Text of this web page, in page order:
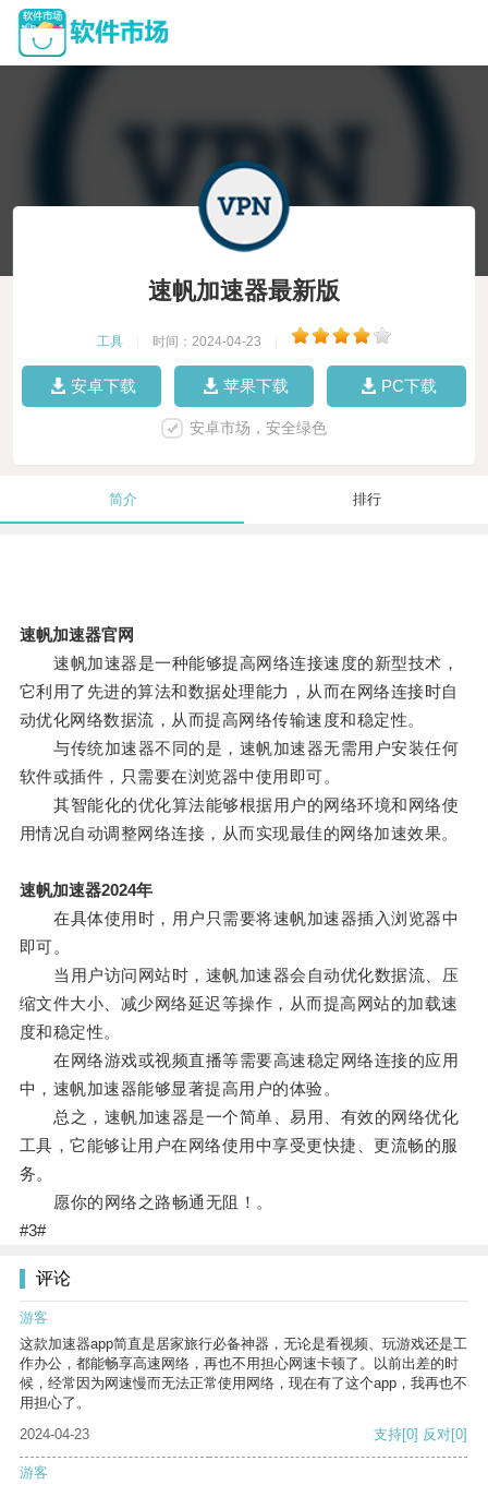
速帆加速器最新版
工具 时间：2024-04-23
安卓下载 苹果下载 PC下载
安卓市场，安全绿色
简介 排行
速帆加速器官网
速帆加速器是一种能够提高网络连接速度的新型技术，
它利用了先进的算法和数据处理能力，从而在网络连接时自
动优化网络数据流，从而提高网络传输速度和稳定性。
与传统加速器不同的是，速帆加速器无需用户安装任何
软件或插件，只需要在浏览器中使用即可。
其智能化的优化算法能够根据用户的网络环境和网络使
用情况自动调整网络连接，从而实现最佳的网络加速效果。
速帆加速器2024年
在具体使用时，用户只需要将速帆加速器插入浏览器中
即可。
当用户访问网站时，速帆加速器会自动优化数据流、压
缩文件大小、减少网络延迟等操作，从而提高网站的加载速
度和稳定性。
在网络游戏或视频直播等需要高速稳定网络连接的应用
中，速帆加速器能够显著提高用户的体验。
总之，速帆加速器是一个简单、易用、有效的网络优化
工具，它能够让用户在网络使用中享受更快捷、更流畅的服
务。
愿你的网络之路畅通无阻！。
#3#
评论
游客
这款加速器app简直是居家旅行必备神器，无论是看视频、玩游戏还是工
作办公，都能畅享高速网络，再也不用担心网速卡顿了。以前出差的时
候，经常因为网速慢而无法正常使用网络，现在有了这个app，我再也不
用担心了。
2024-04-23
支持[0] 反对[0]
游客